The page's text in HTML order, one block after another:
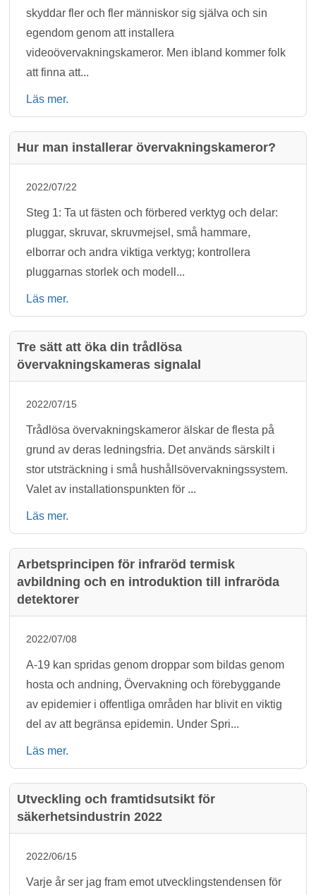
skyddar fler och fler människor sig själva och sin
egendom genom att installera
videoövervakningskameror. Men ibland kommer folk
att finna att...
Läs mer.
Hur man installerar övervakningskameror?
2022/07/22
Steg 1: Ta ut fästen och förbered verktyg och delar:
pluggar, skruvar, skruvmejsel, små hammare,
elborrar och andra viktiga verktyg; kontrollera
pluggarnas storlek och modell...
Läs mer.
Tre sätt att öka din trådlösa
övervakningskameras signalal
2022/07/15
Trådlösa övervakningskameror älskar de flesta på
grund av deras ledningsfria. Det används särskilt i
stor utsträckning i små hushållsövervakningssystem.
Valet av installationspunkten för ...
Läs mer.
Arbetsprincipen för infraröd termisk
avbildning och en introduktion till infraröda
detektorer
2022/07/08
A-19 kan spridas genom droppar som bildas genom
hosta och andning, Övervakning och förebyggande
av epidemier i offentliga områden har blivit en viktig
del av att begränsa epidemin. Under Spri...
Läs mer.
Utveckling och framtidsutsikt för
säkerhetsindustrin 2022
2022/06/15
Varje år ser jag fram emot utvecklingstendensen för